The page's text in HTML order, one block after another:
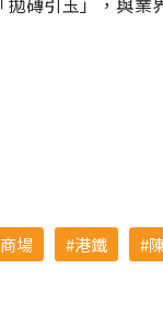
商場 港鐵